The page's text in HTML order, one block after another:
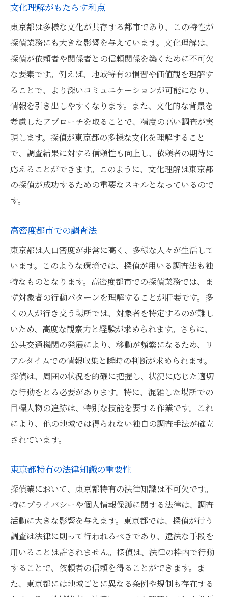
社会構造の多様性と調査の対応
地域特性を活かした調査手法
ターゲットの背景理解と心理分析
社会動向の把握と予測
複雑な人間関係の解析
地域コミュニティとの関係構築
東京都の探偵に不可欠な観察力の磨き方
観察力向上のためのトレーニング
小さな変化を見逃さないコツ
心理的洞察力とノンバーバル分析
観察結果の記録と分析
日常から学ぶ観察技術
具体的事例から見る成功要因
東京都の環境に適したアプローチ
特殊技能がもたらす競争優位性
リスク管理と安全性の確保
倫理規範と信頼性の向上
探偵業界の今後の展望
東京都における探偵のデータ解析能力の重要性
ビッグデータ時代の情報処理
データ解析ツールの活用法
解析結果を活かした戦略立案
解析能力向上のためのスキル研修
データ分析から見える未来予測
探偵が東京都で活躍するためのスキルセット
適応力と柔軟性の重要性
継続的なスキルアップの方法
異文化理解と多様性の受容
技術革新への対応力
文化理解がもたらす利点
東京都は多様な文化が共存する都市であり、この特性が
探偵業務にも大きな影響を与えています。文化理解は、
探偵が依頼者や関係者との信頼関係を築くために不可欠
な要素です。例えば、地域特有の慣習や価値観を理解す
ることで、より深いコミュニケーションが可能になり、
情報を引き出しやすくなります。また、文化的な背景を
考慮したアプローチを取ることで、精度の高い調査が実
現します。探偵が東京都の多様な文化を理解すること
で、調査結果に対する信頼性も向上し、依頼者の期待に
応えることができます。このように、文化理解は東京都
の探偵が成功するための重要なスキルとなっているので
す。
高密度都市での調査法
東京都は人口密度が非常に高く、多様な人々が生活して
います。このような環境では、探偵が用いる調査法も独
特なものとなります。高密度都市での探偵業務では、ま
ず対象者の行動パターンを理解することが肝要です。多
くの人が行き交う場所では、対象者を特定するのが難し
いため、高度な観察力と経験が求められます。さらに、
公共交通機関の発展により、移動が頻繁になるため、リ
アルタイムでの情報収集と瞬時の判断が求められます。
探偵は、周囲の状況を的確に把握し、状況に応じた適切
な行動をとる必要があります。特に、混雑した場所での
目標人物の追跡は、特別な技能を要する作業です。これ
により、他の地域では得られない独自の調査手法が確立
されています。
東京都特有の法律知識の重要性
探偵業において、東京都特有の法律知識は不可欠です。
特にプライバシーや個人情報保護に関する法律は、調査
活動に大きな影響を与えます。東京都では、探偵が行う
調査は法律に則って行われるべきであり、違法な手段を
用いることは許されません。探偵は、法律の枠内で行動
することで、依頼者の信頼を得ることができます。ま
た、東京都には地域ごとに異なる条例や規制も存在する